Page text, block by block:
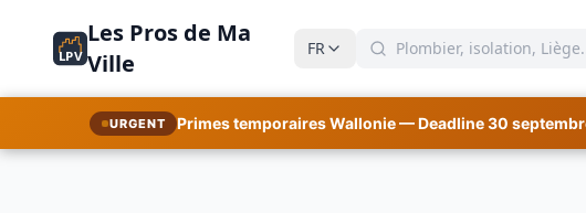
LPV
Les Pros de Ma
Ville
FR
URGENT Primes temporaires Wallonie — Deadline 30